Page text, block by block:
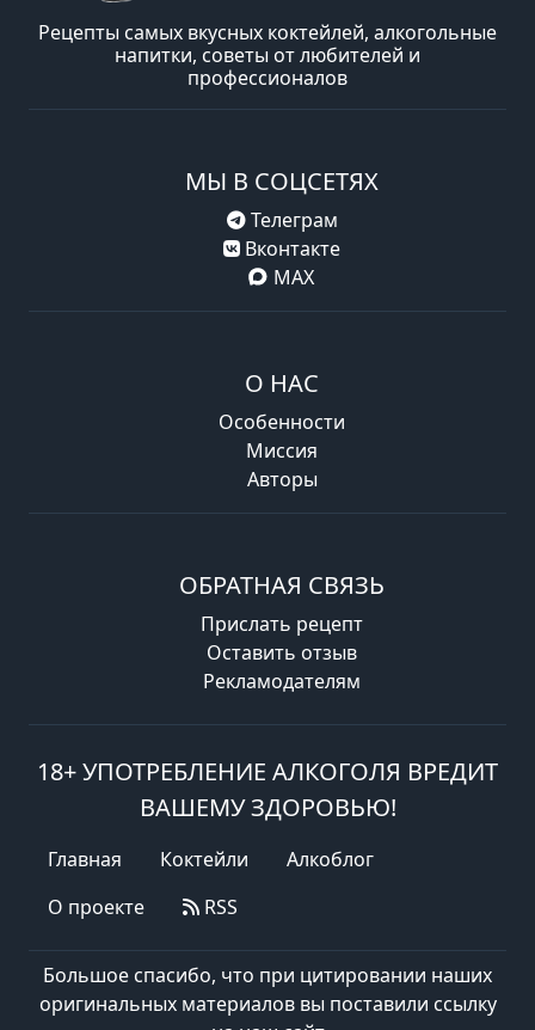
Рецепты самых вкусных коктейлей, алкогольные
напитки, советы от любителей и
профессионалов
МЫ В СОЦСЕТЯХ
Телеграм
Вконтакте
MAX
О НАС
Особенности
Миссия
Авторы
ОБРАТНАЯ СВЯЗЬ
Прислать рецепт
Оставить отзыв
Рекламодателям
18+ УПОТРЕБЛЕНИЕ АЛКОГОЛЯ ВРЕДИТ
ВАШЕМУ ЗДОРОВЬЮ!
Главная Коктейли
Алкоблог
О проекте
RSS
Большое спасибо, что при цитировании наших
оригинальных материалов вы поставили ссылку